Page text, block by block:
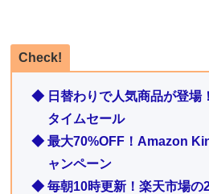
Check!
◆ 日替わりで人気商品が登場
タイムセール
◆ 最大70%OFF！Amazon
ャンペーン
◆ 毎朝10時更新！楽天市場の